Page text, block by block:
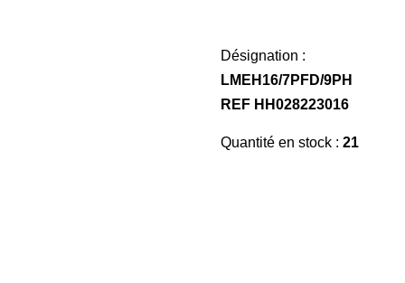
Désignation :
LMEH16/7PFD/9PH
REF HH028223016
Quantité en stock : 21